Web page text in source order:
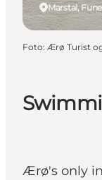
Ærø's only
Marstal,
Foto: Ærø Turist